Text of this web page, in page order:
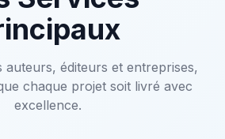
auteurs, éditeurs et entreprises,
chaque projet soit livré avec
excellence.